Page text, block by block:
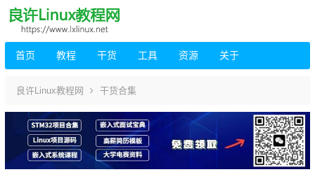
首页 教程 干货 工具 资源 关于
良许Linux教程网 干货合集